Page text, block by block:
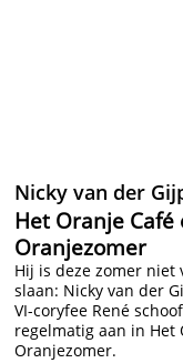
Nicky van der
Het Oranje Café
Oranjezomer
Hij is deze zomer niet
slaan: Nicky van der
VI-coryfee René
regelmatig aan in Het
Oranjezomer.